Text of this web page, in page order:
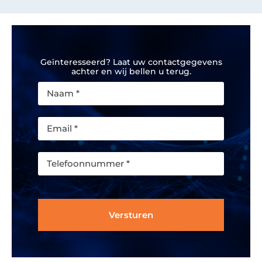
Geïnteresseerd? Laat uw contactgegevens
achter en wij bellen u terug.
Versturen